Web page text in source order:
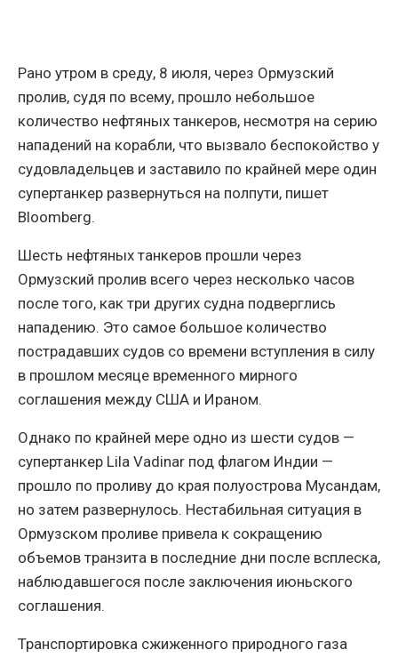
Рано утром в среду, 8 июля, через Ормузский
пролив, судя по всему, прошло небольшое
количество нефтяных танкеров, несмотря на серию
нападений на корабли, что вызвало беспокойство у
судовладельцев и заставило по крайней мере один
супертанкер развернуться на полпути, пишет
Bloomberg.
Шесть нефтяных танкеров прошли через
Ормузский пролив всего через несколько часов
после того, как три других судна подверглись
нападению. Это самое большое количество
пострадавших судов со времени вступления в силу
в прошлом месяце временного мирного
соглашения между США и Ираном.
Однако по крайней мере одно из шести судов —
супертанкер Lila Vadinar под флагом Индии —
прошло по проливу до края полуострова Мусандам,
но затем развернулось. Нестабильная ситуация в
Ормузском проливе привела к сокращению
объемов транзита в последние дни после всплеска,
наблюдавшегося после заключения июньского
соглашения.
Транспортировка сжиженного природного газа